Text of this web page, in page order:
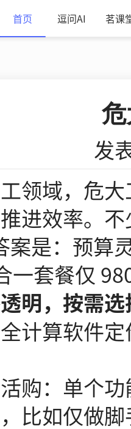
首页 逗问AI 茗课
发
域，危大
进效率。
案是：预算
一套餐仅
，按需选
算软件定
：单个功
比如仅做